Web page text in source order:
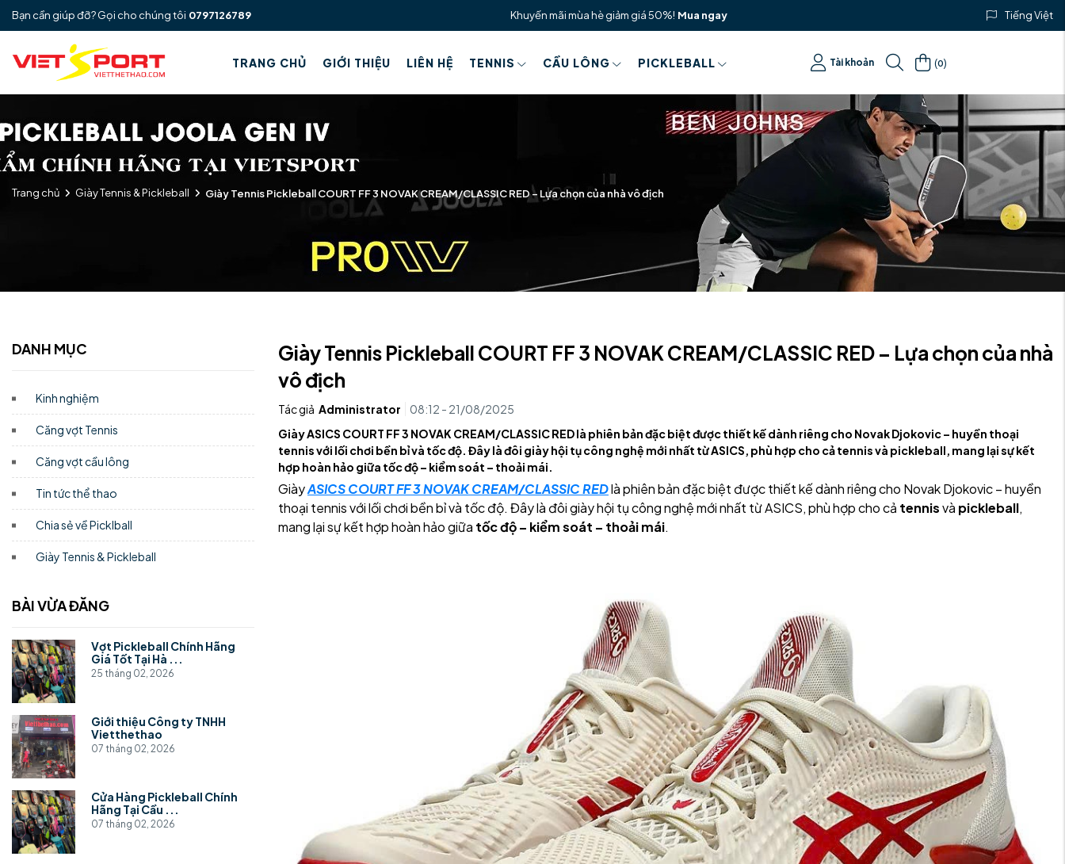
Bạn cần giúp đỡ? Gọi cho chúng tôi 0797126789 Khuyến mãi mùa hè giảm giá 50%! Mua ngay Tiếng Việt
TRANG CHỦ GIỚI THIỆU LIÊN HỆ TENNIS CẦU LÔNG PICKLEBALL Tài khoản (0)
Trang chủ Giày Tennis & Pickleball Giày Tennis Pickleball COURT FF 3 NOVAK CREAM/CLASSIC RED – Lựa chọn của nhà vô địch
DANH MỤC
Kinh nghiệm
Căng vợt Tennis
Căng vợt cầu lông
Tin tức thể thao
Chia sẻ về Picklball
Giày Tennis & Pickleball
BÀI VỪA ĐĂNG
Vợt Pickleball Chính Hãng
Giá Tốt Tại Hà ...
25 tháng 02, 2026
Giới thiệu Công ty TNHH
Vietthethao
07 tháng 02, 2026
Cửa Hàng Pickleball Chính
Hãng Tại Cầu ...
07 tháng 02, 2026
Giày Tennis Pickleball COURT FF 3 NOVAK CREAM/CLASSIC RED – Lựa chọn của nhà
vô địch
Tác giả Administrator
08:12 - 21/08/2025
Giày ASICS COURT FF 3 NOVAK CREAM/CLASSIC RED là phiên bản đặc biệt được thiết kế dành riêng cho Novak Djokovic – huyền thoại
tennis với lối chơi bền bỉ và tốc độ. Đây là đôi giày hội tụ công nghệ mới nhất từ ASICS, phù hợp cho cả tennis và pickleball, mang lại sự kết
hợp hoàn hảo giữa tốc độ – kiểm soát – thoải mái.
GiàyASICS COURT FF 3 NOVAK CREAM/CLASSIC REDlà phiên bản đặc biệt được thiết kế dành riêng cho Novak Djokovic – huyền
thoại tennis với lối chơi bền bỉ và tốc độ. Đây là đôi giày hội tụ công nghệ mới nhất từ ASICS, phù hợp cho cả tennisvà pickleball,
mang lại sự kết hợp hoàn hảo giữa tốc độ – kiểm soát – thoải mái.